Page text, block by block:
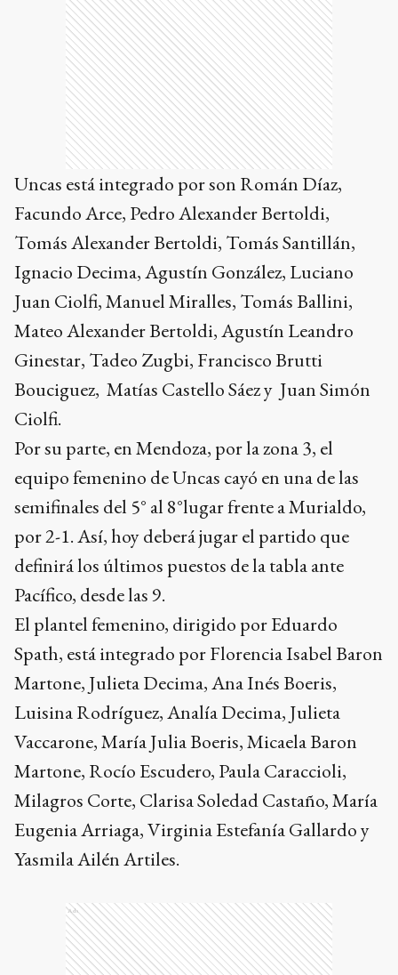
Uncas está integrado por son Román Díaz,
Facundo Arce, Pedro Alexander Bertoldi,
Tomás Alexander Bertoldi, Tomás Santillán,
Ignacio Decima, Agustín González, Luciano
Juan Ciolfi, Manuel Miralles, Tomás Ballini,
Mateo Alexander Bertoldi, Agustín Leandro
Ginestar, Tadeo Zugbi, Francisco Brutti
Bouciguez, Matías Castello Sáez y Juan Simón
Ciolfi.
Por su parte, en Mendoza, por la zona 3, el
equipo femenino de Uncas cayó en una de las
semifinales del 5° al 8°lugar frente a Murialdo,
por 2-1. Así, hoy deberá jugar el partido que
definirá los últimos puestos de la tabla ante
Pacífico, desde las 9.
El plantel femenino, dirigido por Eduardo
Spath, está integrado por Florencia Isabel Baron
Martone, Julieta Decima, Ana Inés Boeris,
Luisina Rodríguez, Analía Decima, Julieta
Vaccarone, María Julia Boeris, Micaela Baron
Martone, Rocío Escudero, Paula Caraccioli,
Milagros Corte, Clarisa Soledad Castaño, María
Eugenia Arriaga, Virginia Estefanía Gallardo y
Yasmila Ailén Artiles.
Ads